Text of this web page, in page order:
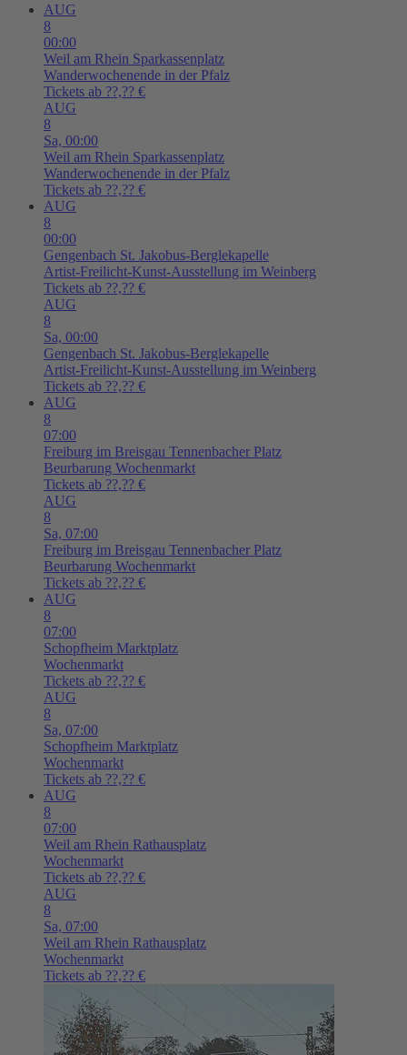
AUG
8
00:00
Weil am Rhein Sparkassenplatz
Wanderwochenende in der Pfalz
Tickets ab ??,?? €
AUG
8
Sa, 00:00
Weil am Rhein Sparkassenplatz
Wanderwochenende in der Pfalz
Tickets ab ??,?? €
AUG
8
00:00
Gengenbach St. Jakobus-Berglekapelle
Artist-Freilicht-Kunst-Ausstellung im Weinberg
Tickets ab ??,?? €
AUG
8
Sa, 00:00
Gengenbach St. Jakobus-Berglekapelle
Artist-Freilicht-Kunst-Ausstellung im Weinberg
Tickets ab ??,?? €
AUG
8
07:00
Freiburg im Breisgau Tennenbacher Platz
Beurbarung Wochenmarkt
Tickets ab ??,?? €
AUG
8
Sa, 07:00
Freiburg im Breisgau Tennenbacher Platz
Beurbarung Wochenmarkt
Tickets ab ??,?? €
AUG
8
07:00
Schopfheim Marktplatz
Wochenmarkt
Tickets ab ??,?? €
AUG
8
Sa, 07:00
Schopfheim Marktplatz
Wochenmarkt
Tickets ab ??,?? €
AUG
8
07:00
Weil am Rhein Rathausplatz
Wochenmarkt
Tickets ab ??,?? €
AUG
8
Sa, 07:00
Weil am Rhein Rathausplatz
Wochenmarkt
Tickets ab ??,?? €